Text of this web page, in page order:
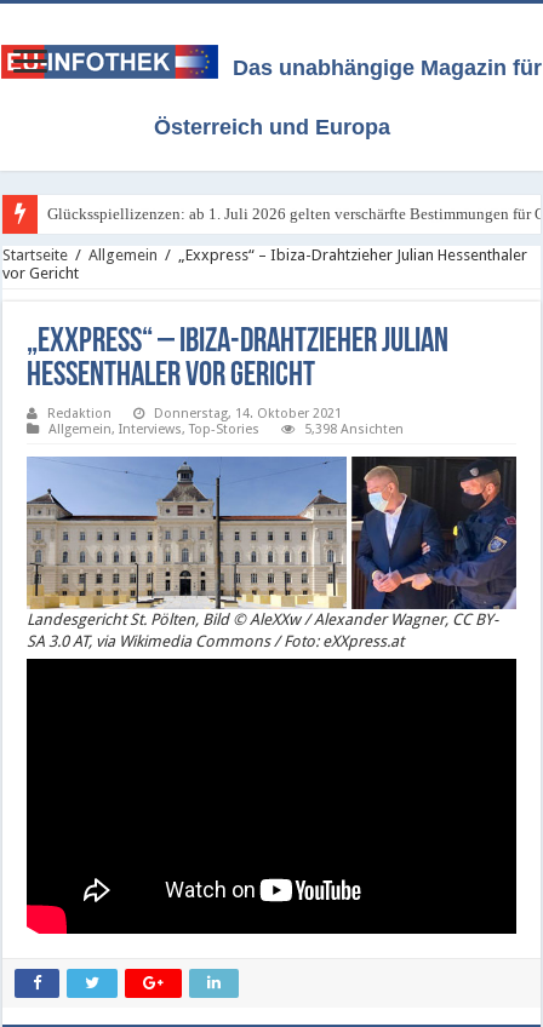
Das unabhängige Magazin für
Österreich und Europa
Glücksspiellizenzen: ab 1. Juli 2026 gelten verschärfte Bestimmungen für
Französischer Riese hat unsere Lotterien im Visier - Samstag, 4. Juli 2026
Startseite / Allgemein / „Exxpress“ – Ibiza-Drahtzieher Julian Hessenthaler
vor Gericht
„Exxpress“ – Ibiza-Drahtzieher Julian
Hessenthaler vor Gericht
Redaktion
Donnerstag, 14. Oktober 2021
Allgemein,Interviews,Top-Stories 5,398 Ansichten
Landesgericht St. Pölten, Bild © AleXXw / Alexander Wagner, CC BY-
SA 3.0 AT, via Wikimedia Commons / Foto: eXXpress.at